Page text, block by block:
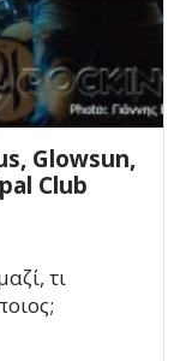
Glowsun,
Club
τι